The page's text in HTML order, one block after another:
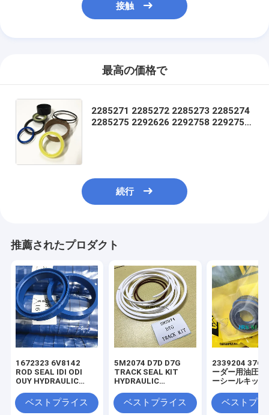
接触
最高の価格で
2285271 2285272 2285273 2285274
2285275 2292626 2292758 2292759
続行
推薦されたプロダクト
1672323 6V8142
ROD SEAL IDI ODI
OUY HYDRAULIC
ベストプライス
5M2074 D7D D7G
TRACK SEAL KIT
HYDRAULIC
SEAL KIT NBR
ベストプライス
2339204
ーダー用油圧シ
ーシールキット
ベストプラ